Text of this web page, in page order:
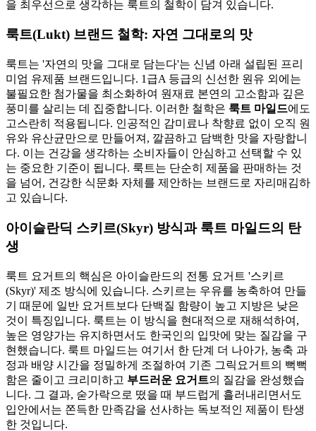
을 최우선으로 생각하는 룩트의 철학이 담겨 있습니다.
룩트(Lukt) 브랜드 철학: 자연 그대로의 맛
룩트는 '자연의 맛을 그대로 담는다'는 신념 아래 설립된 프리
미엄 유제품 브랜드입니다. 1급A 등급의 신선한 원유 외에는
불필요한 첨가물을 최소화하여 원재료 본연의 고소함과 깊은
풍미를 살리는 데 집중합니다. 이러한 철학은 룩트 마일드에도
고스란히 적용됩니다. 인공적인 감미료나 착향료 없이 오직 원
유와 유산균만으로 만들어져, 깔끔하고 담백한 맛을 자랑합니
다. 이는 건강을 생각하는 소비자들이 안심하고 선택할 수 있
는 중요한 기준이 됩니다. 룩트는 단순히 제품을 판매하는 것
을 넘어, 건강한 식문화 자체를 제안하는 브랜드로 자리매김하
고 있습니다.
아이슬란딕 스키르(Skyr) 방식과 룩트 마일드의 탄
생
룩트 요거트의 핵심은 아이슬란드의 전통 요거트 '스키르
(Skyr)' 제조 방식에 있습니다. 스키르는 우유를 농축하여 만들
기 때문에 일반 요거트보다 단백질 함량이 높고 지방은 낮은
것이 특징입니다. 룩트는 이 방식을 현대적으로 재해석하여,
높은 영양가는 유지하면서도 한국인의 입맛에 맞는 질감을 구
현했습니다. 룩트 마일드는 여기서 한 단계 더 나아가, 농축 과
정과 배양 시간을 정밀하게 조절하여 기존 그릭요거트의 뻑뻑
함은 줄이고 크리미하고 부드러운 요거트의 질감을 완성했습
니다. 그 결과, 숟가락으로 떴을 때 부드럽게 흘러내리면서도
입안에서는 쫀득한 만족감을 선사하는 독보적인 제품이 탄생
한 것입니다.